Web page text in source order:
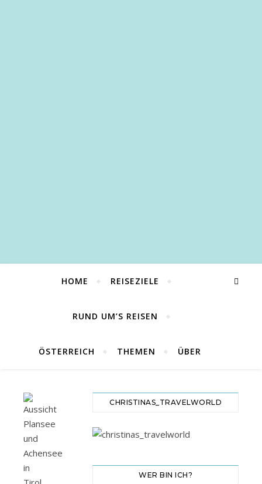
HOME REISEZIELE
RUND UM’S REISEN
ÖSTERREICH THEMEN ÜBER
CHRISTINAS_TRAVELWORLD
WER BIN ICH?